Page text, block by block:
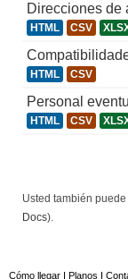
Direcciones de
HTML CSV
HTML CSV
Personal
HTML CSV
Usted también
Docs).
Cómo llegar I Planos I